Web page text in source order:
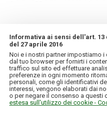
INFORMAZIONI
IL MIO ACCOUNT
Informativa ai sensi dell'art. 13
del 27 aprile 2016
Noi e i nostri partner impostiamo
dal tuo browser per fornirti i
traffico sul sito ed effettuare
preferenze in ogni momento
personali, come gli identificativi
interessi, vengono elaborati dai
o per negare il consenso a questi
estesa sull'utilizzo dei cookie -